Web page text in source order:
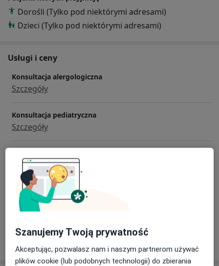
Dorośli (Tylko pod niektórymi adresami)
Dzieci (Tylko pod niektórymi adresami)
Usługi i ceny
Konsultacja alergologiczna
Szczegóły
Konsultacja pediatryczna
Szczegóły
Szczegóły
Wizyta domowa
Szczegóły
W jaki sposób ustalane są ceny?
Szanujemy Twoją prywatność
Akceptując, pozwalasz nam i naszym partnerom używać
plików cookie (lub podobnych technologii) do zbierania